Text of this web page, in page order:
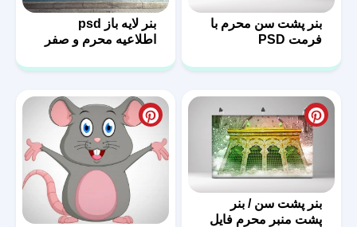
بنر پشت سن محرم با
فرمت PSD
بنر لایه باز psd
اطلاعیه محرم و صفر
بنر پشت سن / بنر
پشت منبر محرم فایل